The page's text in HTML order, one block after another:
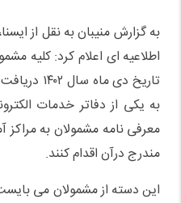
به گزارش منیبان به نقل از
اطلاعیه ای اعلام کرد: کلیه
تاریخ دی
معرفی نامه مشمولان به مراکز
مندرج درآن اقدام کنند.